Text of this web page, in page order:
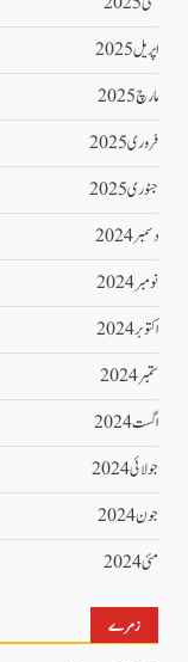
اپریل 2025
مارچ 2025
فروری 2025
جنوری 2025
دسمبر 2024
نومبر 2024
اکتوبر 2024
ستمبر 2024
اگست 2024
جولائی 2024
جون 2024
مئی 2024
زمرے